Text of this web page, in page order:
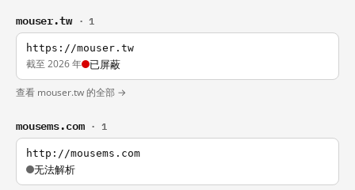
mouser.tw · 1
https://mouser.tw
截至 2026 年 已屏蔽
查看 mouser.tw 的全部 →
mousems.com · 1
http://mousems.com
无法解析